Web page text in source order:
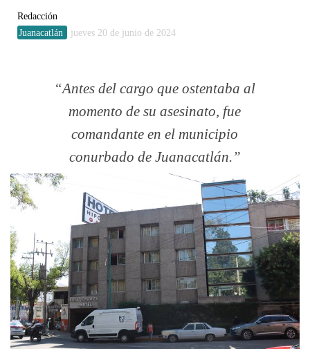
Redacción
Juanacatlán
jueves 20 de junio de 2024
Antes del cargo que ostentaba al
momento de su asesinato, fue
comandante en el municipio
conurbado de Juanacatlán.